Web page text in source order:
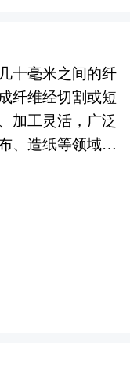
期是我国经济社
面完成小康社会
义现代化迈进承
规划编制工作意
研究院在对“十
沥青行业发展的
年开始全面跟进
青行业规划指导
的建议，为沥青
和研究成果。
监测，分析沥青
客户提供深度的
磷酸铁锂的需求
，固态电池技术
用场景。此外，
酸铁锂的环保优
断增强。 本研
衔撰写，在大量
了国家统计局、
济信息中心、国
、全国商业信息
国行业研究网、
息以及磷酸铁锂
资料。报告对我
国内外磷酸铁锂
十毫米之间的纤
纤维经切割或短
加工灵活，广泛
、造纸等领域。
面，可降解短纤
方面，高性能短
兴领域的需求持
环经济的推进，
向发展，同时在
现出更大潜
容。中研普华在